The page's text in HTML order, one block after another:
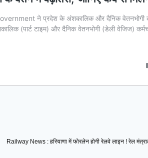
Railway News : हरियाणा में फोरलेन होगी रेलवे लाइन ! रेल